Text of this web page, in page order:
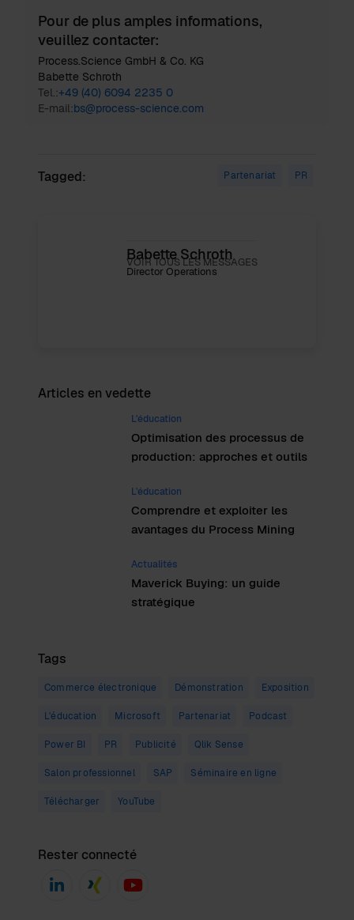
Pour de plus amples informations,
veuillez contacter:
Process.Science GmbH & Co. KG
Babette Schroth
Tel.:+49 (40) 6094 2235 0
E-mail:bs@process-science.com
Tagged: Partenariat PR
Babette Schroth
Director Operations
VOIR TOUS LES MESSAGES
Articles en vedette
L'éducation
Optimisation des processus de
production: approches et outils
L'éducation
Comprendre et exploiter les
avantages du Process Mining
Actualités
Maverick Buying: un guide
stratégique
Tags
Commerce électronique Démonstration Exposition
L'éducation Microsoft Partenariat Podcast
Power BI PR Publicité Qlik Sense
Salon professionnel SAP Séminaire en ligne
Télécharger YouTube
Rester connecté